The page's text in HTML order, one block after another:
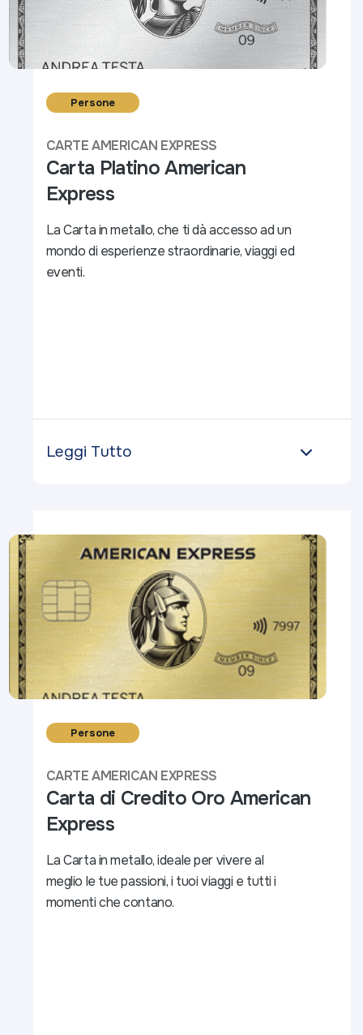
Persone
CARTE AMERICAN EXPRESS
Carta Platino American
Express
La Carta in metallo, che ti dà accesso ad un
mondo di esperienze straordinarie, viaggi ed
eventi.​
Leggi Tutto
Persone
CARTE AMERICAN EXPRESS
Carta di Credito Oro American
Express
La Carta in metallo, ideale per vivere al
meglio le tue passioni,​ i tuoi viaggi e tutti i
momenti che contano.​